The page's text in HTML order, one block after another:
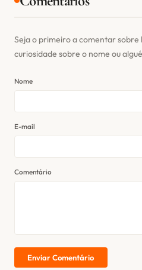
Seja o primeiro a comentar sobre
curiosidade sobre o nome ou
Nome
E-mail
Comentário
Enviar Comentário